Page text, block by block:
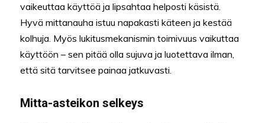
vaikeuttaa käyttöä ja lipsahtaa helposti käsistä.
Hyvä mittanauha istuu napakasti käteen ja kestää
kolhuja. Myös lukitusmekanismin toimivuus vaikuttaa
käyttöön – sen pitää olla sujuva ja luotettava ilman,
että sitä tarvitsee painaa jatkuvasti.
Mitta-asteikon selkeys